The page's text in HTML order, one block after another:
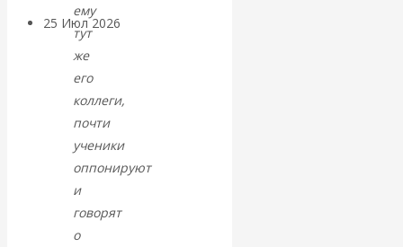
25 Июл 2026
интервью и беседы
«Об этом
молчат»:
экономист
Валентин
ему
тут
же
его
коллеги,
почти
ученики
оппонируют
и
говорят
о